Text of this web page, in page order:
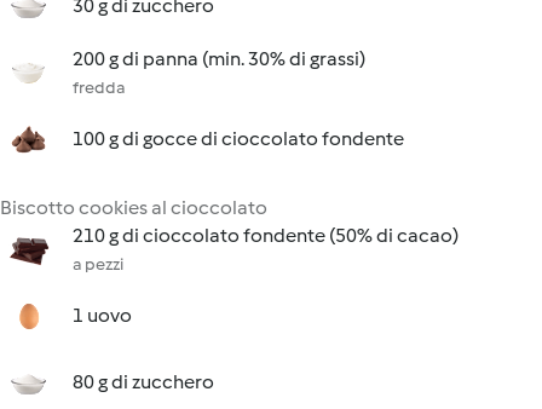
30 g di zucchero
200 g di panna (min. 30% di grassi)
fredda
100 g di gocce di cioccolato fondente
Biscotto cookies al cioccolato
210 g di cioccolato fondente (50% di cacao)
a pezzi
1 uovo
80 g di zucchero